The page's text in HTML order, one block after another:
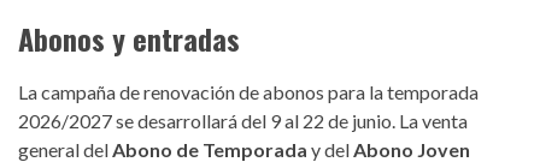
Abonos y entradas
La campaña de renovación de abonos para la temporada
2026/2027 se desarrollará del 9 al 22 de junio. La venta
general delAbono de Temporada y delAbono Joven